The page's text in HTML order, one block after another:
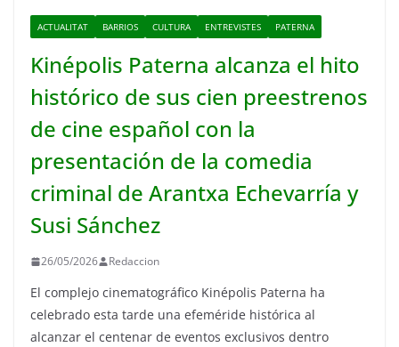
ACTUALITAT BARRIOS CULTURA ENTREVISTES PATERNA
Kinépolis Paterna alcanza el hito
histórico de sus cien preestrenos
de cine español con la
presentación de la comedia
criminal de Arantxa Echevarría y
Susi Sánchez
26/05/2026 Redaccion
El complejo cinematográfico Kinépolis Paterna ha
celebrado esta tarde una efeméride histórica al
alcanzar el centenar de eventos exclusivos dentro